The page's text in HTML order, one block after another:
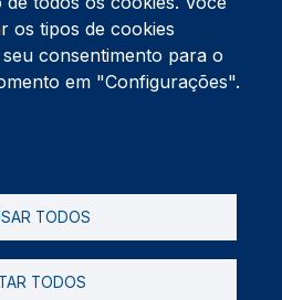
Gafanha da Nazaré
os tipos de cookies
consentimento para o
em "Configurações".
TODOS
TODOS